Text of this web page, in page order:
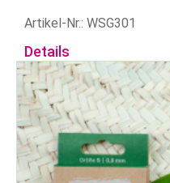
Artikel-Nr.: WSG301
Details